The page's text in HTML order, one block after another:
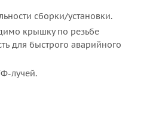
сборки/установки.
крышку по резьбе
для быстрого аварийного
лучей.